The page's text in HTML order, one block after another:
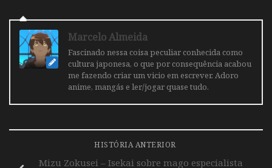
Marcelo Almeida
Fascinado nessa coisa peculiar conhecida como
cultura japonesa, o que por consequência acabou
me fazendo criar um vicio em escrever. Adoro
anime, mangás e ler/jogar quase tudo.
HISTÓRIA ANTERIOR
Mizu Zokusei – Isekai sobre mago especialista